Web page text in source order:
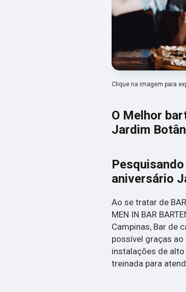
Clique na imagem para
O Melhor
Jardim
aniversário
Ao se tratar de
MEN IN BAR
Campinas, Bar de
possível graças
instalações de
treinada para